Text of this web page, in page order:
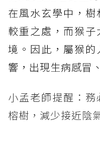
在風水玄學中，
較重之處，而猴
境。因此，屬猴
響，出現生病感冒
小孟老師提醒：
榕樹，減少接近陰